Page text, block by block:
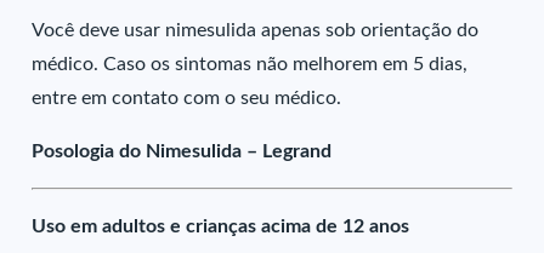
Você deve usar nimesulida apenas sob orientação do
médico. Caso os sintomas não melhorem em 5 dias,
entre em contato com o seu médico.
Posologia do Nimesulida – Legrand
Uso em adultos e crianças acima de 12 anos